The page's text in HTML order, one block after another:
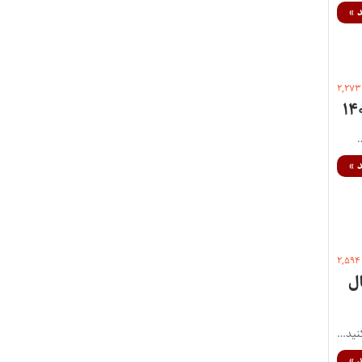
»
۲,۲۷۳
»
۲,۵۹۴